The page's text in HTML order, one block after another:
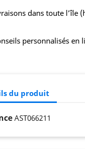
dans toute l’île
personnalisés en
du produit
AST066211